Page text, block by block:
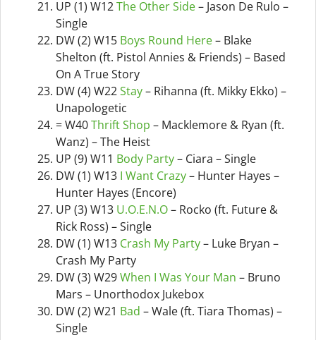
UP (1) W12The Other Side– Jason De Rulo –
Single
DW (2) W15 Boys Round Here– Blake
Shelton (ft. Pistol Annies & Friends) – Based
On A True Story
DW (4) W22Stay– Rihanna (ft. Mikky Ekko) –
Unapologetic
= W40Thrift Shop – Macklemore & Ryan (ft.
Wanz) – The Heist
UP (9) W11 Body Party– Ciara – Single
DW (1) W13 I Want Crazy– Hunter Hayes –
Hunter Hayes (Encore)
UP (3) W13 U.O.E.N.O– Rocko (ft. Future &
Rick Ross) – Single
DW (1) W13 Crash My Party– Luke Bryan –
Crash My Party
DW (3) W29When I Was Your Man – Bruno
Mars – Unorthodox Jukebox
DW (2) W21 Bad – Wale (ft. Tiara Thomas) –
Single